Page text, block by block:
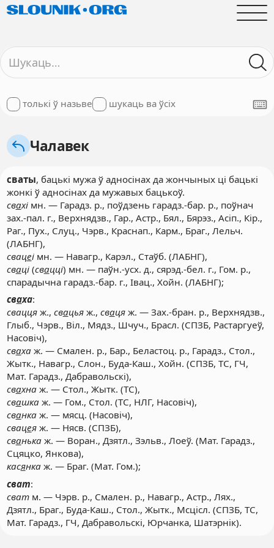
толькі ў назьве шукаць ва ўсіх
Чалавек
сваты, бацькі мужа ў адносінах да жончыных ці бацькі
жонкі ў адносінах да мужавых бацькоў.
свахімн. — Гарадз. р., поўдзень гарадз.-бар. р., поўнач
зах.-пал. г., Верхнядзв., Гар., Астр., Бял., Бярэз., Асіп., Кір.,
Раг., Пух., Слуц., Чэрв., Краснап., Карм., Браг., Лельч.
(ЛАБНГ),
свацеімн. — Навагр., Карэл., Стаўб. (ЛАБНГ),
сваці(свацці) мн. — паўн.-усх. д., сярэд.-бел. г., Гом. р.,
спарадычна гарадз.-бар. г., Івац., Хойн. (ЛАБНГ);
сваха:
сваццяж., свацьяж., свацяж. — Зах.-бран. р., Верхнядзв.,
Глыб., Чэрв., Віл., Мядз., Шчуч., Брасл. (СПЗБ, Растаргуеў,
Насовіч),
свахаж. — Смален. р., Бар., Беластоц. р., Гарадз., Стол.,
Жытк., Навагр., Слон., Буда-Каш., Хойн. (СПЗБ, ТС, ГЧ,
Мат. Гарадз., Дабравольскі),
свахнаж. — Стол., Жытк. (ТС),
свашкаж. — Гом., Стол. (ТС, НЛГ, Насовіч),
сванкаж. — мясц. (Насовіч),
свацеяж. — Нясв. (СПЗБ),
сванькаж. — Воран., Дзятл., Зэльв., Лоеў. (Мат. Гарадз.,
Сцяцко, Янкова),
касянкаж. — Браг. (Мат. Гом.);
сват:
сватм. — Чэрв. р., Смален. р., Навагр., Астр., Лях.,
Дзятл., Браг., Буда-Каш., Стол., Жытк., Мсцісл. (СПЗБ, ТС,
Мат. Гарадз., ГЧ, Дабравольскі, Юрчанка, Шатэрнік).